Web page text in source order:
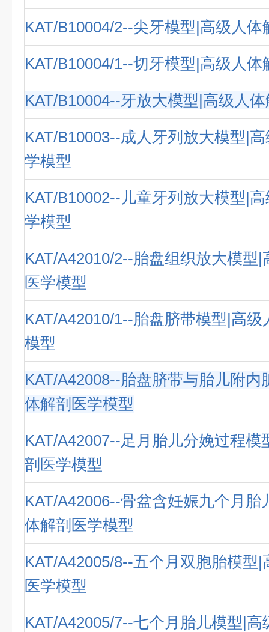
KAT/B10004/2--尖牙模型|高级人体
KAT/B10004/1--切牙模型|高级人体
KAT/B10004--牙放大模型|高级人
KAT/B10003--成人牙列放大模型|
学模型
KAT/B10002--儿童牙列放大模型|
学模型
KAT/A42010/2--胎盘组织放大模型|
医学模型
KAT/A42010/1--胎盘脐带模型|高级
模型
KAT/A42008--胎盘脐带与胎儿附内
体解剖医学模型
KAT/A42007--足月胎儿分娩过程模
剖医学模型
KAT/A42006--骨盆含妊娠九个月胎
体解剖医学模型
KAT/A42005/8--五个月双胞胎模型|
医学模型
KAT/A42005/7--七个月胎儿模型|高